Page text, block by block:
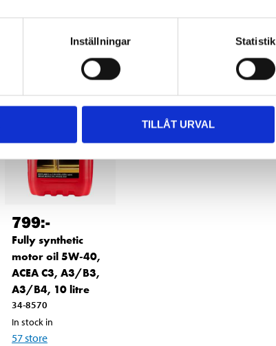
Inställningar Statistik
TILLÅT URVAL
799:-
Fully synthetic
motor oil 5W-40,
ACEA C3, A3/B3,
A3/B4, 10 litre
34-8570
In stock in
57store